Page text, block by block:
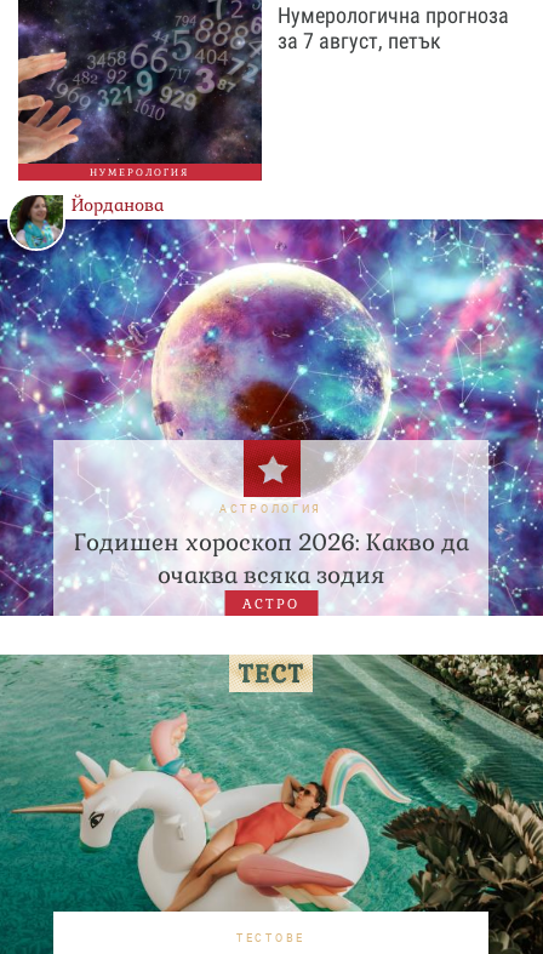
НУМЕРОЛОГИЯ
Нумерологична прогноза
за 7 август, петък
Йорданова
АСТРОЛОГИЯ
Годишен хороскоп 2026: Какво да
очаква всяка зодия
АСТРО
ТЕСТОВЕ